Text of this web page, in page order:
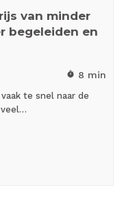
van minder
begeleiden en
timer 8 min
te snel naar de
veel…